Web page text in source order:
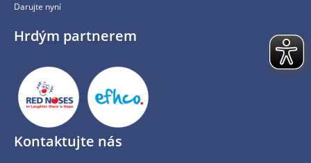
Darujte nyní
Hrdým partnerem
Kontaktujte nás